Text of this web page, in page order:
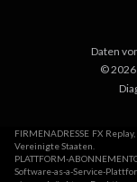
Daten
© 2026
FIRMENADRESSE FX
Vereinigte Staaten.
PLATTFORM-
Software-as-a-Service-